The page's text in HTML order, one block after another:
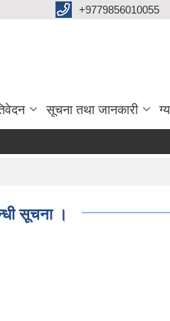
+9779856010055
सूचना तथा जानकारी
सूचना ।